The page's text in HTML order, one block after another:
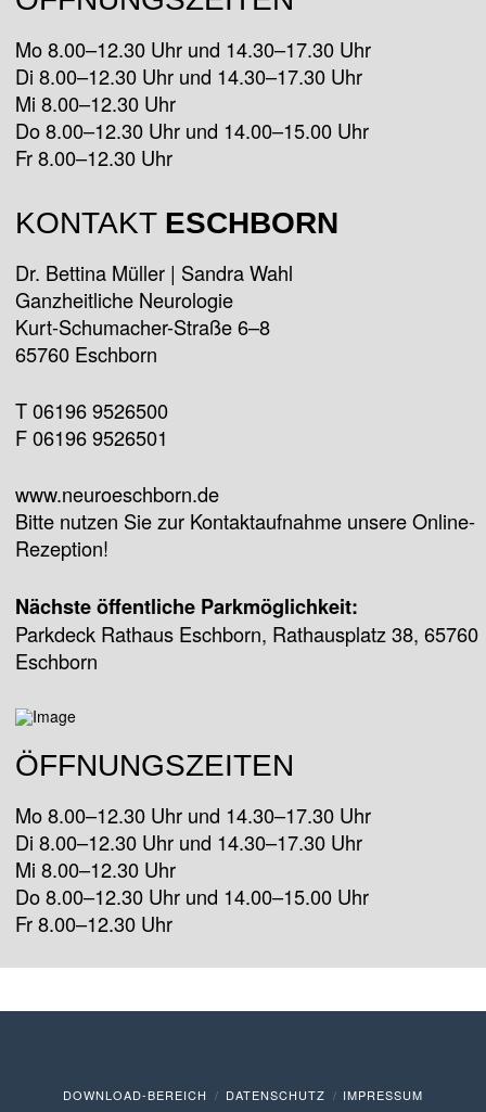
Mo 8.00–12.30 Uhr und 14.30–17.30 Uhr
Di 8.00–12.30 Uhr und 14.30–17.30 Uhr
Mi 8.00–12.30 Uhr
Do 8.00–12.30 Uhr und 14.00–15.00 Uhr
Fr 8.00–12.30 Uhr
KONTAKT ESCHBORN
Dr. Bettina Müller | Sandra Wahl
Ganzheitliche Neurologie
Kurt-Schumacher-Straße 6–8
65760 Eschborn
T 06196 9526500
F 06196 9526501
www.neuroeschborn.de
Bitte nutzen Sie zur Kontaktaufnahme unsere Online-
Rezeption!
Nächste öffentliche Parkmöglichkeit:
Parkdeck Rathaus Eschborn, Rathausplatz 38, 65760
Eschborn
ÖFFNUNGSZEITEN
Mo 8.00–12.30 Uhr und 14.30–17.30 Uhr
Di 8.00–12.30 Uhr und 14.30–17.30 Uhr
Mi 8.00–12.30 Uhr
Do 8.00–12.30 Uhr und 14.00–15.00 Uhr
Fr 8.00–12.30 Uhr
DOWNLOAD-BEREICH DATENSCHUTZ IMPRESSUM